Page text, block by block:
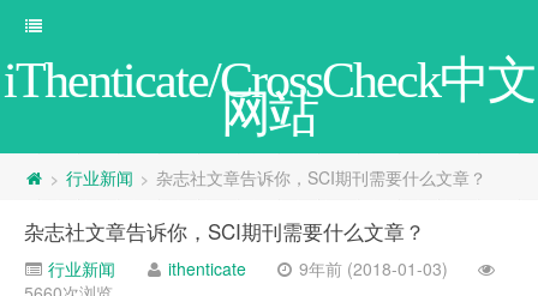
iThenticate/CrossCheck中文
网站
> 行业新闻 > 杂志社文章告诉你，SCI期刊需要什么文章？
杂志社文章告诉你，SCI期刊需要什么文章？
行业新闻 ithenticate
9年前 (2018-01-03)